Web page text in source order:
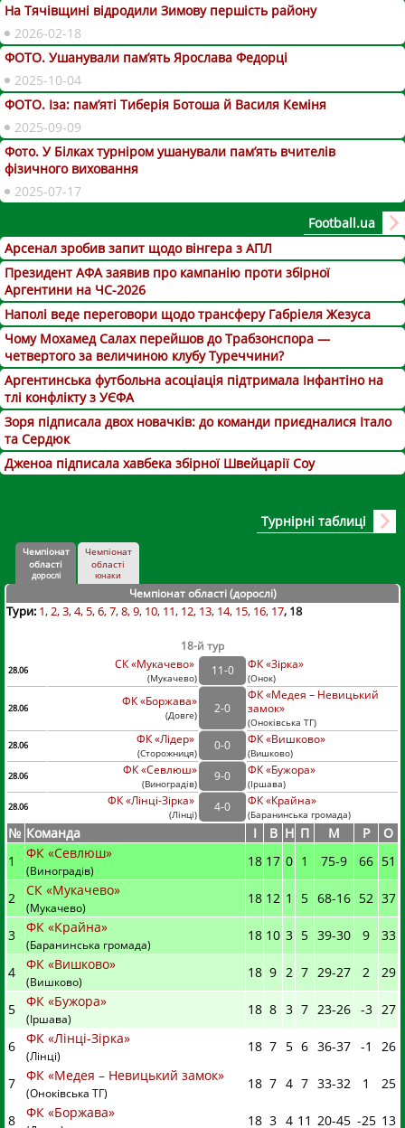
На Тячівщині відродили Зимову першість району
2026-02-18
ФОТО. Ушанували пам’ять Ярослава Федорці
2025-10-04
ФОТО. Іза: пам’яті Тиберія Ботоша й Василя Кеміня
2025-09-09
Фото. У Білках турніром ушанували пам’ять вчителів
фізичного виховання
2025-07-17
Football.ua
Арсенал зробив запит щодо вінгера з АПЛ
Президент АФА заявив про кампанію проти збірної
Аргентини на ЧС-2026
Наполі веде переговори щодо трансферу Габріеля Жезуса
Чому Мохамед Салах перейшов до Трабзонспора —
четвертого за величиною клубу Туреччини?
Аргентинська футбольна асоціація підтримала Інфантіно на
тлі конфлікту з УЄФА
Зоря підписала двох новачків: до команди приєдналися Італо
та Сердюк
Дженоа підписала хавбека збірної Швейцарії Соу
Турнірні таблиці
Чемпіонат
області
дорослі
Чемпіонат
області
юнаки
Чемпіонат області (дорослі)
Тури: 1 2 3 4 5 6 7 8 9 10 11 12 13 14 15 16 17 18
18-й тур
28.06 СК «Мукачево»
(Мукачево)
11-0 ФК «Зірка»
(Онок)
28.06
ФК «Боржава»
(Довге)
2-0
ФК «Медея – Невицький
замок»
(Оноківська ТГ)
28.06
ФК «Лідер»
(Сторожниця)
0-0 ФК «Вишково»
(Вишково)
28.06
ФК «Севлюш»
(Виноградів)
9-0 ФК «Бужора»
(Іршава)
28.06
ФК «Лінці-Зірка»
(Лінці)
4-0 ФК «Крайна»
(Баранинська громада)
№ Команда I В Н П М Р
О
1
ФК «Севлюш»
(Виноградів)
18 17 0 1 75-9 66 51
2 СК «Мукачево»
(Мукачево)
18 12 1 5 68-16 52 37
3 ФК «Крайна»
(Баранинська громада)
18 10 3 5 39-30 9 33
4 ФК «Вишково»
(Вишково)
18 9 2 7 29-27 2 29
5 ФК «Бужора»
(Іршава)
18 8 3 7 23-26 -3 27
6 ФК «Лінці-Зірка»
(Лінці)
18 7 5 6 36-37 -1 26
7 ФК «Медея – Невицький замок»
(Оноківська ТГ)
18 7 4 7 33-32 1 25
8 ФК «Боржава» 18 3 4 11 20-45 -25 13